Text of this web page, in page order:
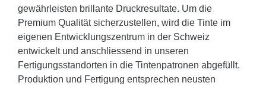
gewährleisten brillante Druckresultate. Um die
Premium Qualität sicherzustellen, wird die Tinte im
eigenen Entwicklungszentrum in der Schweiz
entwickelt und anschliessend in unseren
Fertigungsstandorten in die Tintenpatronen abgefüllt.
Produktion und Fertigung entsprechen neusten